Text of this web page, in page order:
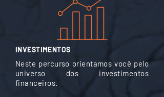
INVESTIMENTOS
Neste percurso orientamos você pelo
universo dos investimentos
financeiros.